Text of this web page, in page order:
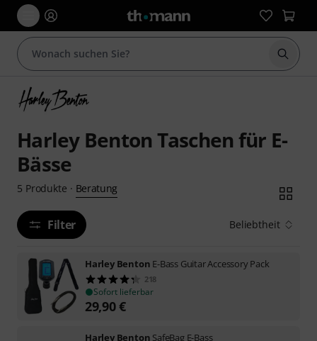
Suche
Harley Benton Taschen für E-
Bässe
5 Produkte · Beratung
Filter Beliebtheit
Harley Benton E-Bass Guitar Accessory Pack
218
Sofort lieferbar
29,90€
Harley Benton SafeBag E-Bass